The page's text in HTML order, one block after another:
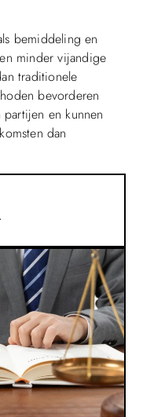
bemiddeling en
minder vijandige
traditionele
bevorderen
en kunnen
dan